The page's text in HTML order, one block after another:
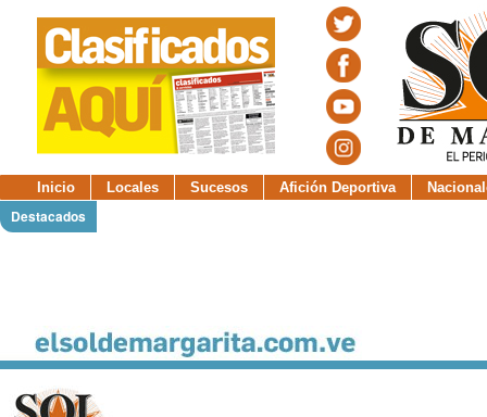
Inicio Locales Sucesos Afición Deportiva
Destacados